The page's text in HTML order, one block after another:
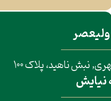
نبش ناهید، پلاک 100